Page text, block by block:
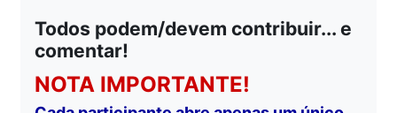
Todos podem/devem contribuir... e
comentar!
NOTA IMPORTANTE!